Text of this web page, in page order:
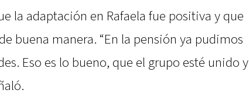
la adaptación en Rafaela fue positiva y que
buena manera. “En la pensión ya pudimos
Eso es lo bueno, que el grupo esté unido y